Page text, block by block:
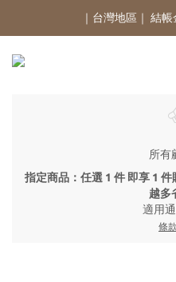
｜台灣地區｜ 結
所有
指定商品：任選 1 件 即享 1
越多
適用通
條